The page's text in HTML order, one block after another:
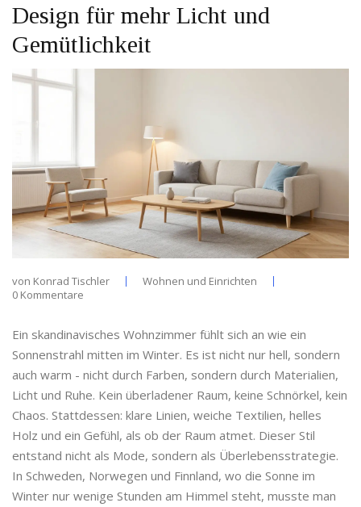
Design für mehr Licht und
Gemütlichkeit
von Konrad Tischler
Wohnen und Einrichten
0 Kommentare
Ein skandinavisches Wohnzimmer fühlt sich an wie ein
Sonnenstrahl mitten im Winter. Es ist nicht nur hell, sondern
auch warm - nicht durch Farben, sondern durch Materialien,
Licht und Ruhe. Kein überladener Raum, keine Schnörkel, kein
Chaos. Stattdessen: klare Linien, weiche Textilien, helles
Holz und ein Gefühl, als ob der Raum atmet. Dieser Stil
entstand nicht als Mode, sondern als Überlebensstrategie.
In Schweden, Norwegen und Finnland, wo die Sonne im
Winter nur wenige Stunden am Himmel steht, musste man